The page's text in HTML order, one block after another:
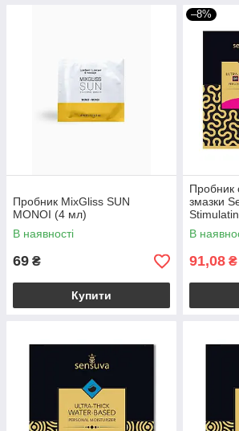
Пробник MixGliss SUN
MONOI (4 мл)
В наявності
69 ₴
Купити
–8%
Пробник
змазки
В
91,08 ₴